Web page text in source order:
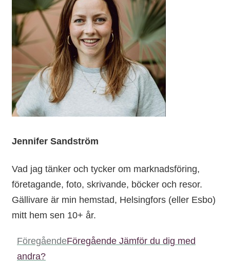
Jennifer Sandström
Vad jag tänker och tycker om marknadsföring,
företagande, foto, skrivande, böcker och resor.
Gällivare är min hemstad, Helsingfors (eller Esbo)
mitt hem sen 10+ år.
FöregåendeFöregående Jämför du dig med
andra?